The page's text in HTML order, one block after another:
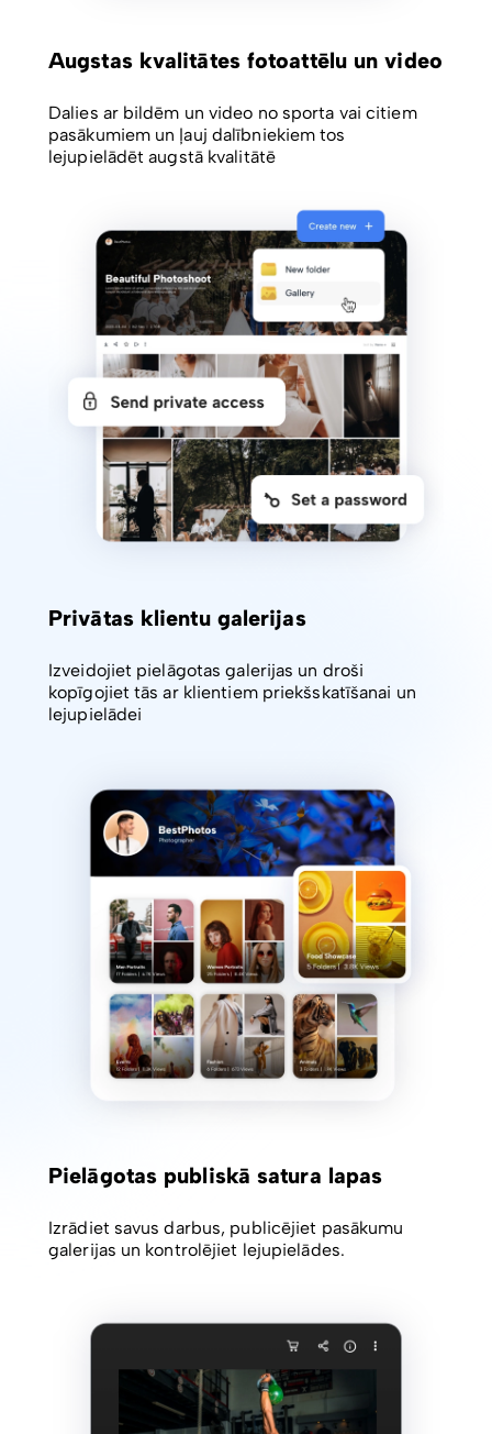
Augstas kvalitātes fotoattēlu un video
Dalies ar bildēm un video no sporta vai citiem
pasākumiem un ļauj dalībniekiem tos
lejupielādēt augstā kvalitātē
Privātas klientu galerijas
Izveidojiet pielāgotas galerijas un droši
kopīgojiet tās ar klientiem priekšskatīšanai un
lejupielādei
Pielāgotas publiskā satura lapas
Izrādiet savus darbus, publicējiet pasākumu
galerijas un kontrolējiet lejupielādes.